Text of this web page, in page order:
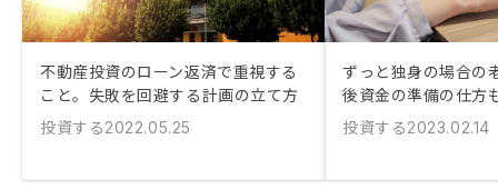
不動産投資のローン返済で重視する
こと。失敗を回避する計画の立て方
投資する2022.05.25
ずっと独身の場合の
後資金の準備の仕方
投資する2023.02.14